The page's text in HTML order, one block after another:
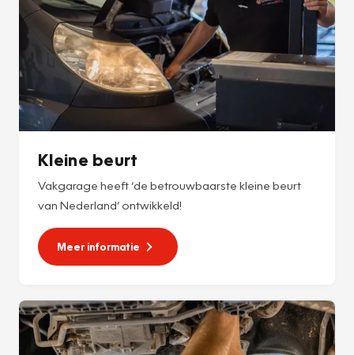
Kleine beurt
Vakgarage heeft ‘de betrouwbaarste kleine beurt
van Nederland’ ontwikkeld!
Meer informatie